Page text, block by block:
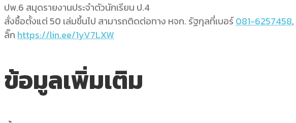
ปพ.6 สมุดรายงานประจำตัวนักเรียน ป.4
สั่งซื้อตั้งแต่ 50 เล่มขึ้นไป สามารถติดต่อทาง หจก. รัฐกุลที่เบอร์081-6257458,
ลิ๊ก https://lin.ee/1yV7LXW
ข้อมูลเพิ่มเติม